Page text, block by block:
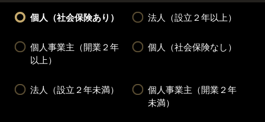
個人（社会保険あり） 法人（設立２年以上）
個人事業主（開業２年
以上）
個人（社会保険なし）
法人（設立２年未満）
個人事業主（開業２年
未満）